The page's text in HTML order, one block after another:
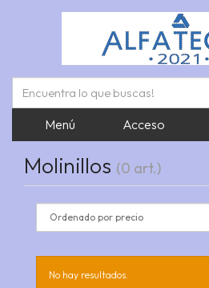
Menú Acceso
Molinillos (0 art.)
No hay resultados.